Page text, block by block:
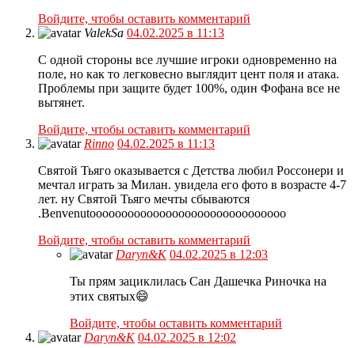
Войдите, чтобы оставить комментарий
ValekSa 04.02.2025 в 11:13
С одной стороны все лучшие игроки одновременно на
поле, но как то легковесно выглядит цент поля и атака.
Проблемы при защите будет 100%, один Фофана все не
вытянет.
Войдите, чтобы оставить комментарий
Rinno 04.02.2025 в 11:13
Святой Тьяго оказывается с Детства любил Россонери и
мечтал играть за Милан. увидела его фото в возрасте 4-7
лет. ну Святой Тьяго мечты сбываются
.Benvenutoоооооооооооооооооооооооооооооо
Войдите, чтобы оставить комментарий
Daryn&K 04.02.2025 в 12:03
Ты прям зациклилась Сан Дашечка Риночка на
этих святых😄
Войдите, чтобы оставить комментарий
Daryn&K 04.02.2025 в 12:02